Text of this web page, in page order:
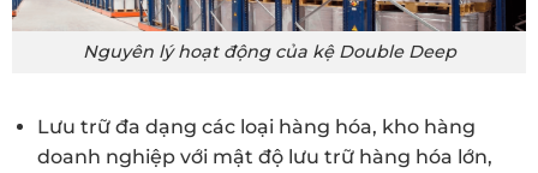
Nguyên lý hoạt động của kệ Double Deep
Lưu trữ đa dạng các loại hàng hóa, kho hàng
doanh nghiệp với mật độ lưu trữ hàng hóa lớn,